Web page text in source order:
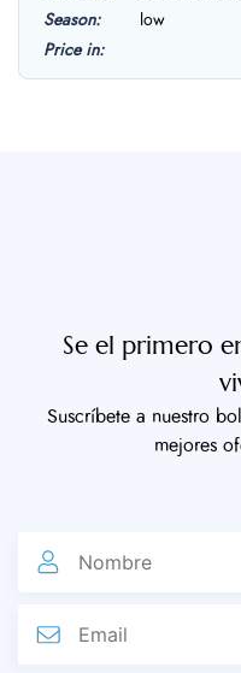
low
Se el primero
Suscríbete a nuestro
mejores